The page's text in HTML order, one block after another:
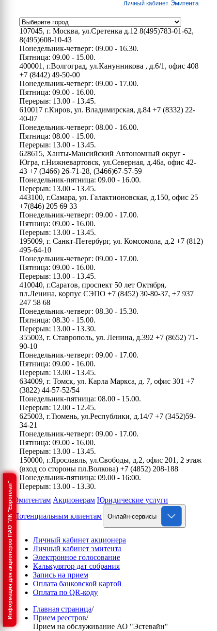
Информация для акционеров ПАО "ЛК "Европлан"
Личный кабинет Эмитента
107045, г. Москва, ул.Сретенка д.12 8(495)783-01-62,
8(495)608-10-43
Понедельник-четверг: 09.00 - 16.30.
Пятница: 09.00 - 15.00.
400001, г.Волгоград, ул.Канунникова , д.6/1, офис 408
+7 (8442) 49-50-00
Понедельник-четверг: 09.00 - 17.00.
Пятница: 09.00 - 16.00.
Перерыв: 13.00 - 13.45.
610017 г.Киров, ул. Владимирская, д.84 +7 (8332) 22-
40-07
Понедельник-четверг: 08.00 - 16.00.
Пятница: 08.00 - 15.00.
Перерыв: 13.00 - 13.45.
628615, Ханты-Мансийский Автономный округ -
Югра, г.Нижневартовск, ул.Северная, д.46а, офис 42-
43 +7 (3466) 26-71-28, (3466)67-57-59
Понедельник-пятница: 09.00 - 16.00.
Перерыв: 13.00 - 13.45.
443100, г.Самара, ул. Галактионовская, д.150, офис 25
+7(846) 205 69 33
Понедельник-четверг: 09.00 - 17.00.
Пятница: 09.00 - 16.00.
Перерыв: 13.00 - 13.45.
195009, г. Санкт-Петербург, ул. Комсомола, д.2 +7 (812)
495-64-10
Понедельник-четверг: 09.00 - 17.00.
Пятница: 09.00 - 16.00.
Перерыв: 13.00 - 13.45.
410040, г.Саратов, проспект 50 лет Октября,
пл.Ленина, корпус СЭПО +7 (8452) 30-80-37, +7 937
247 58 68
Понедельник-четверг: 08.30 - 15.30.
Пятница: 08.30 - 15.00.
Перерыв: 13.00 - 13.30.
355003, г. Ставрополь, ул. Ленина, д.392 +7 (8652) 71-
90-10
Понедельник-четверг: 09.00 - 17.00.
Пятница: 09.00 - 16.00.
Перерыв: 13.00 - 13.45.
634009, г. Томск, ул. Карла Маркса, д. 7, офис 301 +7
(3822) 44-57-52/54
Понедельник-пятница: 08.00 - 15.00.
Перерыв: 12.00 - 12.45.
625003, г.Тюмень, ул.Республики, д.14/7 +7 (3452)59-
34-21
Понедельник-четверг: 09.00 - 17.00.
Пятница: 09.00 - 16.00.
Перерыв: 13.00 - 13.45.
150000, г.Ярославль, ул.Свободы, д.2, офис 201, 2 этаж
(вход со стороны пл.Волкова) +7 (4852) 208-188
Понедельник-пятница: 09.00 - 16:00.
Перерыв: 13.00 - 13.30.
Эмитентам Акционерам Юридические услуги
Потенциальным клиентам
Онлайн-сервисы
Личный кабинет акционера
Личный кабинет эмитента
Электронное голосование
Калькулятор дат собрания
Запись на прием
Оплата банковской картой
Оплата по QR-коду
Главная страница/
Прием реестров/
Прием на обслуживание АО "Эстевайн"